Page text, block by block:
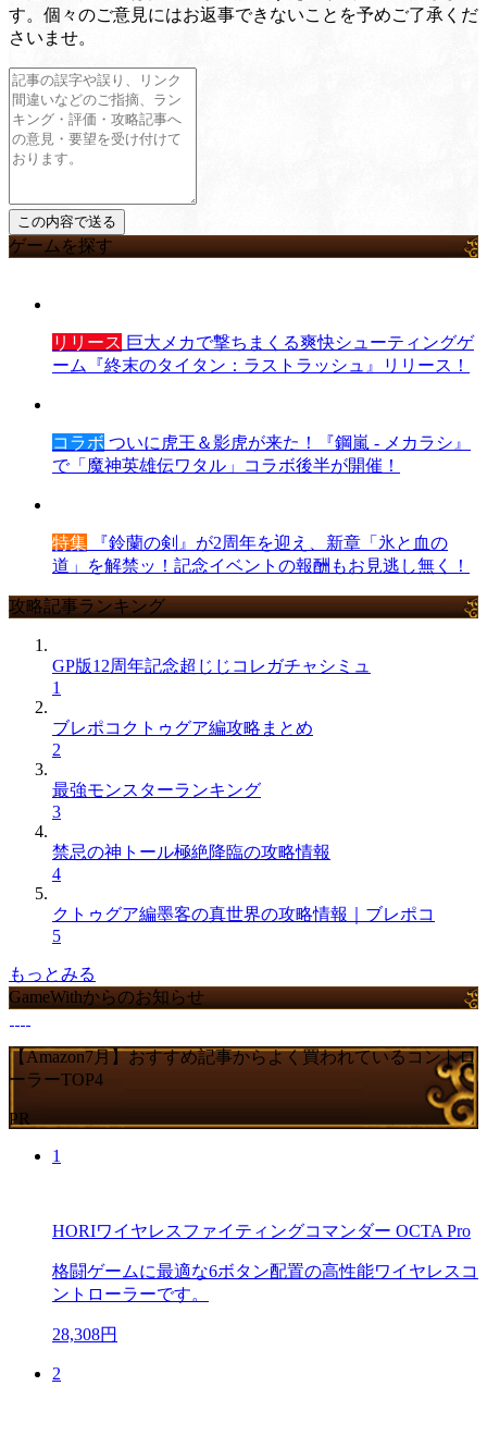
す。個々のご意見にはお返事できないことを予めご了承くだ
さいませ。
ゲームを探す
リリース 巨大メカで撃ちまくる爽快シューティングゲ
ーム『終末のタイタン：ラストラッシュ』リリース！
コラボ ついに虎王＆影虎が来た！『鋼嵐 - メカラシ』
で「魔神英雄伝ワタル」コラボ後半が開催！
特集 『鈴蘭の剣』が2周年を迎え、新章「氷と血の
道」を解禁ッ！記念イベントの報酬もお見逃し無く！
攻略記事ランキング
GP版12周年記念超じじコレガチャシミュ
1
ブレポコクトゥグア編攻略まとめ
2
最強モンスターランキング
3
禁忌の神トール極絶降臨の攻略情報
4
クトゥグア編墨客の真世界の攻略情報｜ブレポコ
5
もっとみる
GameWithからのお知らせ
【Amazon7月】おすすめ記事からよく買われているコントロ
ーラーTOP4
PR
1
HORIワイヤレスファイティングコマンダー OCTA Pro
格闘ゲームに最適な6ボタン配置の高性能ワイヤレスコ
ントローラーです。
28,308円
2